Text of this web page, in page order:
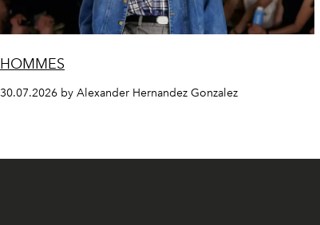
HOMMES
30.07.2026 by Alexander Hernandez Gonzalez